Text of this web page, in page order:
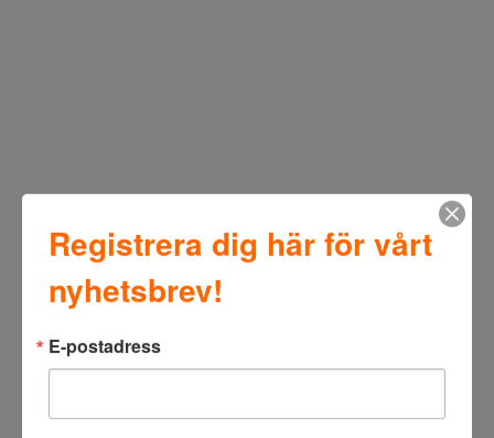
Registrera dig här för vårt
nyhetsbrev!
E-postadress